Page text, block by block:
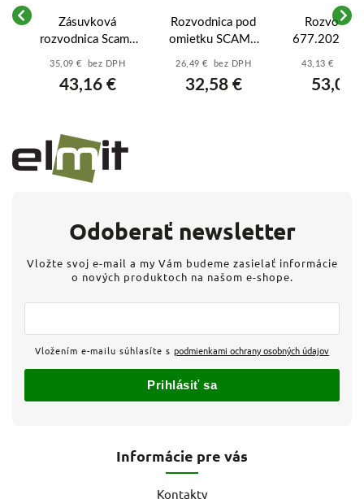
Zásuvková
rozvodnica Scame
ENERBOX
DIN (bez istenia)
35,09 € bez DPH
43,16 €
Rozvodnica pod
omietku SCAME
DINAMIC
36-modulová
26,49 € bez DPH
32,58 €
677.2024.1
kovové
43,13 € bez
53,05
Informácie pre vás
Kontakty
Odoberať newsletter
Vložte svoj e-mail a my Vám budeme zasielať informácie
o nových produktoch na našom e-shope.
Vložením e-mailu súhlasíte s podmienkami ochrany osobných údajov
Prihlásiť sa